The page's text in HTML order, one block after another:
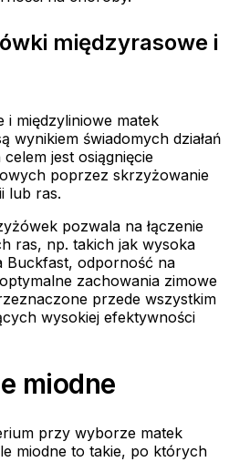
międzyrasowe i
i międzyliniowe matek
wynikiem świadomych działań
jest osiągnięcie
poprzez skrzyżowanie
lub ras.
pozwala na łączenie
ras, np. takich jak wysoka
Buckfast, odporność na
zachowania zimowe
przede wszystkim
wysokiej efektywności
miodne
przy wyborze matek
miodne to takie, po których